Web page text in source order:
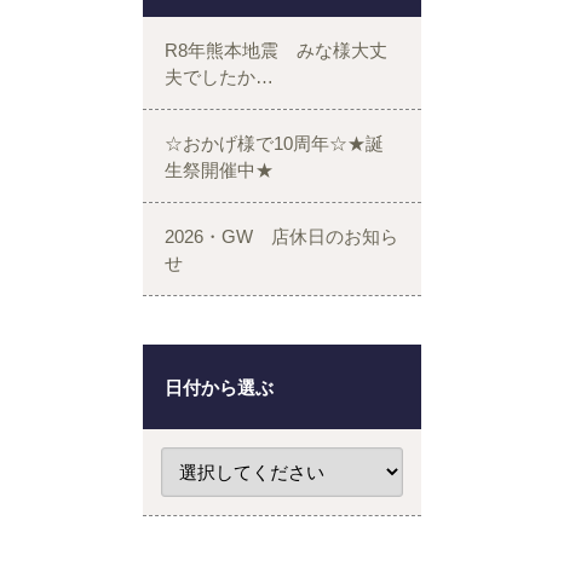
R8年熊本地震 みな様大丈
夫でしたか…
☆おかげ様で10周年☆★誕
生祭開催中★
2026・GW 店休日のお知ら
せ
日付から選ぶ